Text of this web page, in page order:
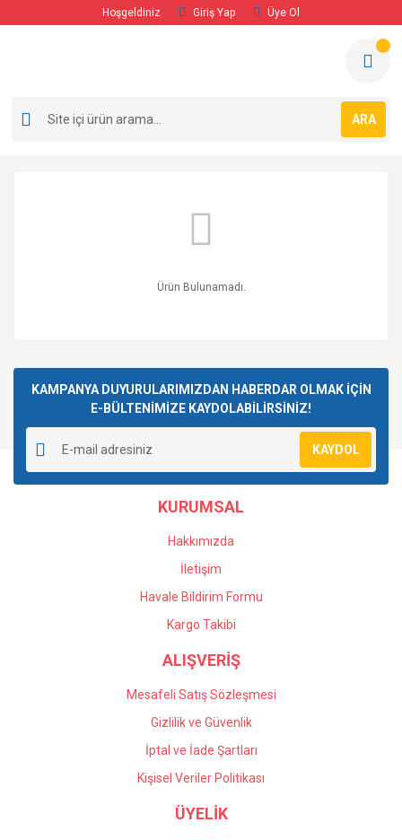
Hoşgeldiniz Giriş Yap Üye Ol
ARA
Ürün Bulunamadı.
KAMPANYA DUYURULARIMIZDAN HABERDAR OLMAK İÇİN
E-BÜLTENİMİZE KAYDOLABİLİRSİNİZ!
KAYDOL
KURUMSAL
Hakkımızda
İletişim
Havale Bildirim Formu
Kargo Takibi
ALIŞVERİŞ
Mesafeli Satış Sözleşmesi
Gizlilik ve Güvenlik
İptal ve İade Şartları
Kişisel Veriler Politikası
ÜYELİK